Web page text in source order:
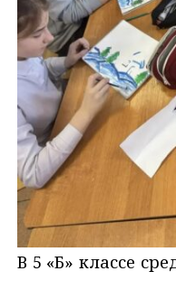
В 5 «Б» классе